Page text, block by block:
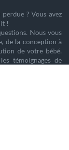
? Vous avez
!
Nous vous
, de la conception à
de votre bébé.
témoignages de